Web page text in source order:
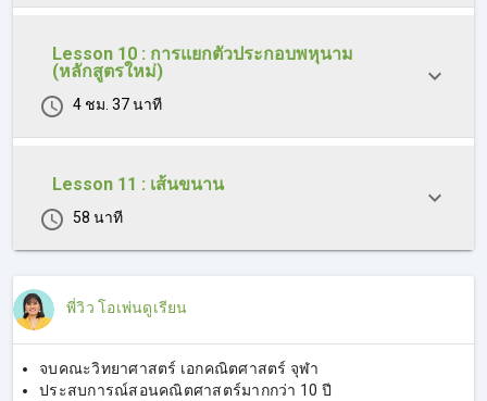
Lesson 10 : การแยกตัวประกอบพหุนาม
(หลักสูตรใหม่)
4 ชม. 37 นาที
Lesson 11 : เส้นขนาน
58 นาที
พี่วิว โอเพ่นดูเรียน
จบคณะวิทยาศาสตร์ เอกคณิตศาสตร์ จุฬา
ประสบการณ์สอนคณิตศาสตร์มากกว่า 10 ปี